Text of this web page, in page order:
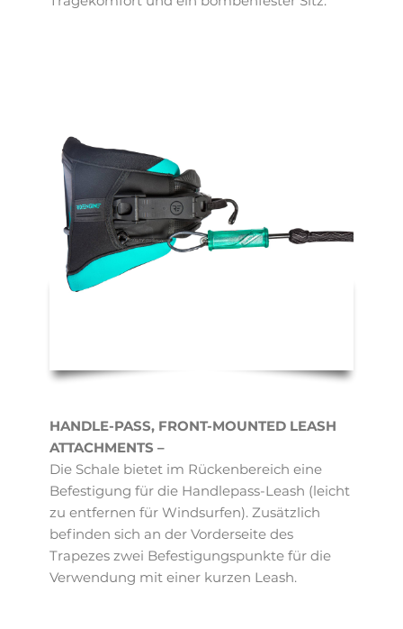
HANDLE-PASS, FRONT-MOUNTED LEASH
ATTACHMENTS –
Die Schale bietet im Rückenbereich eine
Befestigung für die Handlepass-Leash (leicht
zu entfernen für Windsurfen). Zusätzlich
befinden sich an der Vorderseite des
Trapezes zwei Befestigungspunkte für die
Verwendung mit einer kurzen Leash.